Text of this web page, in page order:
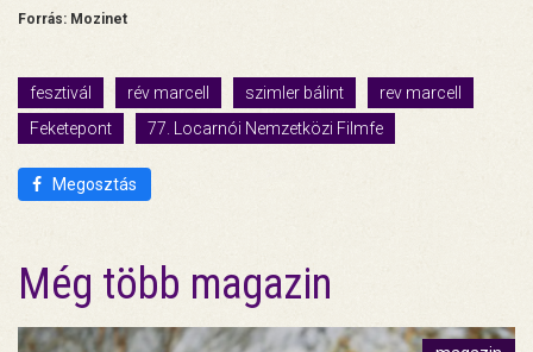
Forrás: Mozinet
fesztivál rév marcell szimler bálint
rev marcell
Feketepont
77. Locarnói Nemzetközi Filmfe
Megosztás
Még több magazin